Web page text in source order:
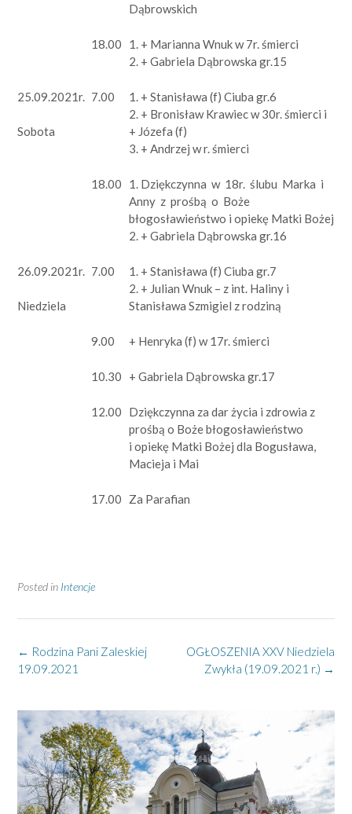
Dąbrowskich
18.00
1. + Marianna Wnuk w 7r. śmierci
2. + Gabriela Dąbrowska gr.15
25.09.2021r.
Sobota
7.00
1. + Stanisława (f) Ciuba gr.6
2. + Bronisław Krawiec w 30r. śmierci i
+ Józefa (f)
3. + Andrzej w r. śmierci
18.00
1. Dziękczynna w 18r. ślubu Marka i
Anny z prośbą o Boże
błogosławieństwo i opiekę Matki Bożej
2. + Gabriela Dąbrowska gr.16
26.09.2021r.
Niedziela
7.00
1. + Stanisława (f) Ciuba gr.7
2. + Julian Wnuk – z int. Haliny i
Stanisława Szmigiel z rodziną
9.00 + Henryka (f) w 17r. śmierci
10.30 + Gabriela Dąbrowska gr.17
12.00
Dziękczynna za dar życia i zdrowia z
prośbą o Boże błogosławieństwo
i opiekę Matki Bożej dla Bogusława,
Macieja i Mai
17.00 Za Parafian
Posted in Intencje
Post
navigation
OGŁOSZENIA XXV Niedziela
Zwykła (19.09.2021 r.) →
← Rodzina Pani Zaleskiej
19.09.2021